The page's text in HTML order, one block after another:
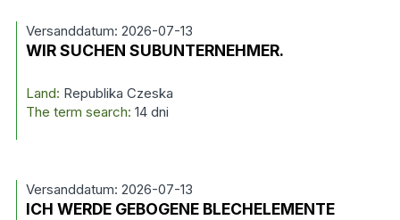
Versanddatum: 2026-07-13
WIR SUCHEN SUBUNTERNEHMER.
Land: Republika Czeska
The term search: 14 dni
Versanddatum: 2026-07-13
ICH WERDE GEBOGENE BLECHELEMENTE